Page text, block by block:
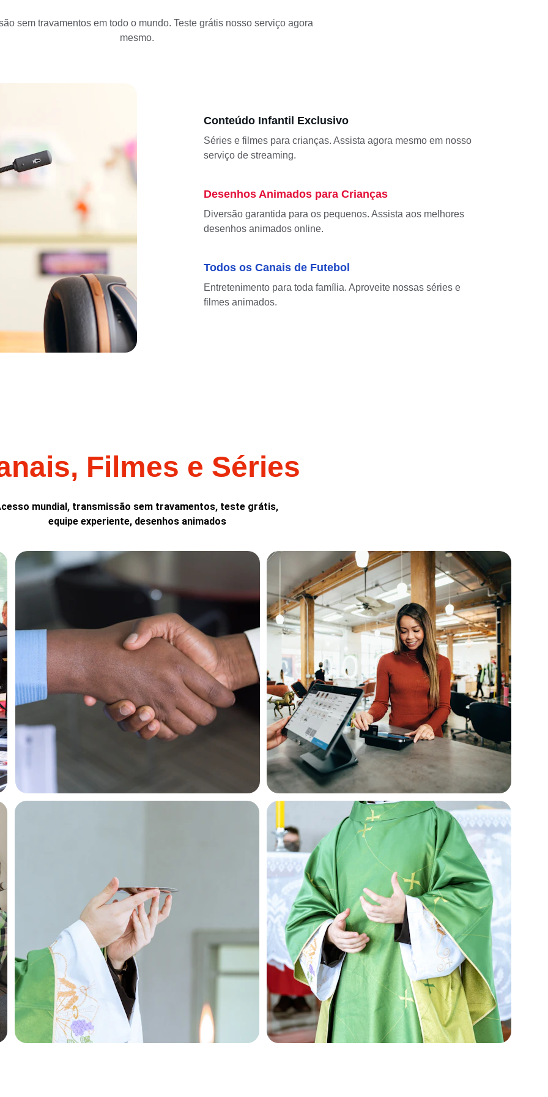
sem travamentos em todo o mundo. Teste grátis nosso serviço agora
mesmo.
Desenhos Animados para Crianças
Diversão garantida para os pequenos. Assista aos melhores
desenhos animados online.
Todos os Canais de Futebol
Entretenimento para toda família. Aproveite nossas séries e
filmes animados.
Conteúdo Infantil Exclusivo
Séries e filmes para crianças. Assista agora mesmo em nosso
serviço de streaming.
Filmes e Séries
mundial, transmissão sem travamentos, teste grátis,
equipe experiente, desenhos animados